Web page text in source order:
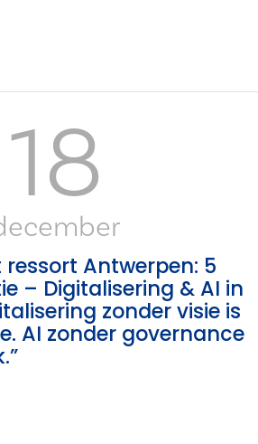
18
ressort Antwerpen: 5
– Digitalisering & AI in
zonder visie is
AI zonder governance